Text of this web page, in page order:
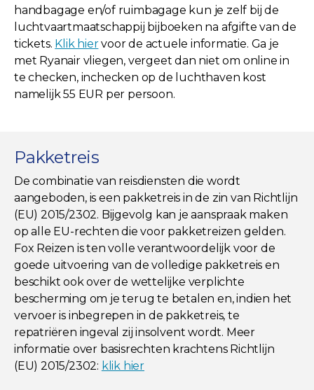
handbagage en/of ruimbagage kun je zelf bij de
luchtvaartmaatschappij bijboeken na afgifte van de
tickets. Klik hiervoor de actuele informatie. Ga je
met Ryanair vliegen, vergeet dan niet om online in
te checken, inchecken op de luchthaven kost
namelijk 55 EUR per persoon.
Pakketreis
De combinatie van reisdiensten die wordt
aangeboden, is een pakketreis in de zin van Richtlijn
(EU) 2015/2302. Bijgevolg kan je aanspraak maken
op alle EU-rechten die voor pakketreizen gelden.
Fox Reizen is ten volle verantwoordelijk voor de
goede uitvoering van de volledige pakketreis en
beschikt ook over de wettelijke verplichte
bescherming om je terug te betalen en, indien het
vervoer is inbegrepen in de pakketreis, te
repatriëren ingeval zij insolvent wordt. Meer
informatie over basisrechten krachtens Richtlijn
(EU) 2015/2302: klik hier